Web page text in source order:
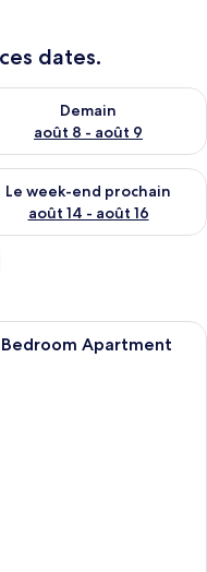
dates.
7 - août 8
Demain
août 8 - août 9
la disponibilité pour
août 7 - août 9
Le week-end prochain
août 14 - août 16
la disponibilité pour
agrémenté de meubles
Bedroom Apartment